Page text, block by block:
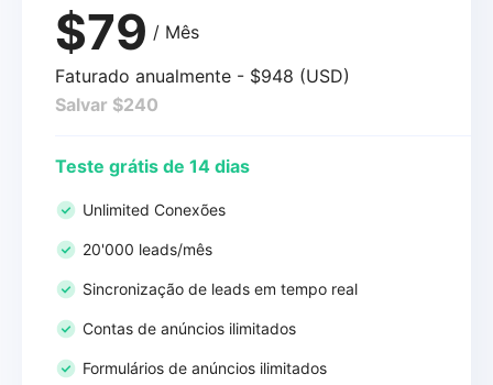
$79 / Mês
Faturado anualmente - $948 (USD)
Salvar $240
Teste grátis de 14 dias
Unlimited Conexões
20'000 leads/mês
Sincronização de leads em tempo real
Contas de anúncios ilimitados
Formulários de anúncios ilimitados